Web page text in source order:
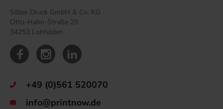
Silber Druck GmbH & Co. KG
Otto-Hahn-Straße 25
34253 Lohfelden
+49 (0)561 520070
info@printnow.de